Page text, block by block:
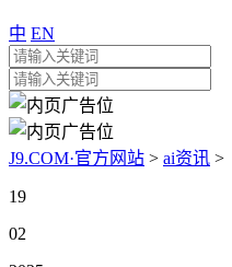
中 EN
J9.COM·官方网站 > ai资讯 >
19
02